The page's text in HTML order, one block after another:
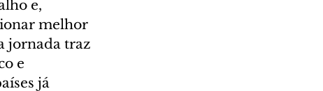
e,
melhor
jornada traz
e
já